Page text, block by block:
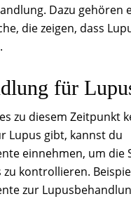
Dazu gehören
die zeigen, dass
für
zu diesem Zeitpunkt
Lupus gibt, kannst du
einnehmen, um die
zu kontrollieren.
zur